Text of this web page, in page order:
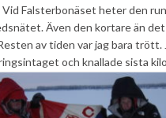
Falsterbonäset heter den
Även den kortare än
av tiden var jag bara trött.
och knallade sista